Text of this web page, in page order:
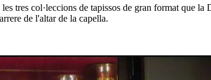
tres col·leccions de tapissos de gran format que
de l'altar de la capella.